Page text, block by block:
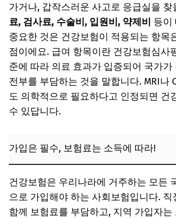
나에게 맞는 실손보험, 이렇게 고르세요!
📌 지금 뜨는 꿀정보! 놓치지 마세요
추가할인 코드 WRVE6
자주 묻는 질문
Q. 실손보험 가입 후 건강검진 비용도 보상
나요?
Q. 보험료가 너무 비싼데 줄일 방법은 없
Q. 나이가 들면 실손보험 가입이 어려울
Q. 실손보험 해지 후 재가입 시 불이익은
가거나, 갑작스러운 사고로 응급실을 찾
료, 검사료, 수술비, 입원비, 약제비 등이
중요한 것은 건강보험이 적용되는 항목
점이에요. 급여 항목이란 건강보험심사
준에 따라 의료 효과가 입증되어 국가가
전부를 부담하는 것을 말합니다. MRI나
도 의학적으로 필요하다고 인정되면 건
수 있답니다.
가입은 필수, 보험료는 소득에 따라!
건강보험은 우리나라에 거주하는 모든
으로 가입해야 하는 사회보험입니다.
함께 보험료를 부담하고, 지역 가입자는